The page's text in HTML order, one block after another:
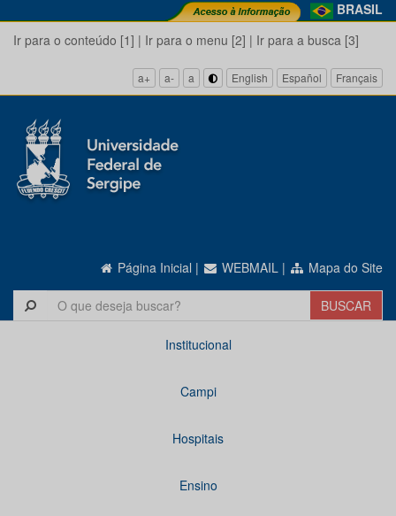
BRASIL
Ir para o conteúdo [1] | Ir para o menu [2] | Ir para a busca [3]
a+ a- a English Español Français
Página Inicial | WEBMAIL | Mapa do Site
Institucional
Campi
Hospitais
Ensino